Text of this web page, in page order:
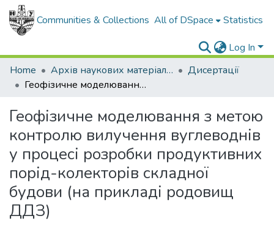
Communities & Collections All of DSpace Statistics
Log In
Home
Архів наукових матеріалів
Дисертації
Геофізичне моделювання з метою контролю вилучення вуглеводнів у процесі розробки продуктивних порід-колекторів складної будови (на прикладі родовищ ДДЗ)
Геофізичне моделювання з метою
контролю вилучення вуглеводнів
у процесі розробки продуктивних
порід-колекторів складної
будови (на прикладі родовищ
ДДЗ)